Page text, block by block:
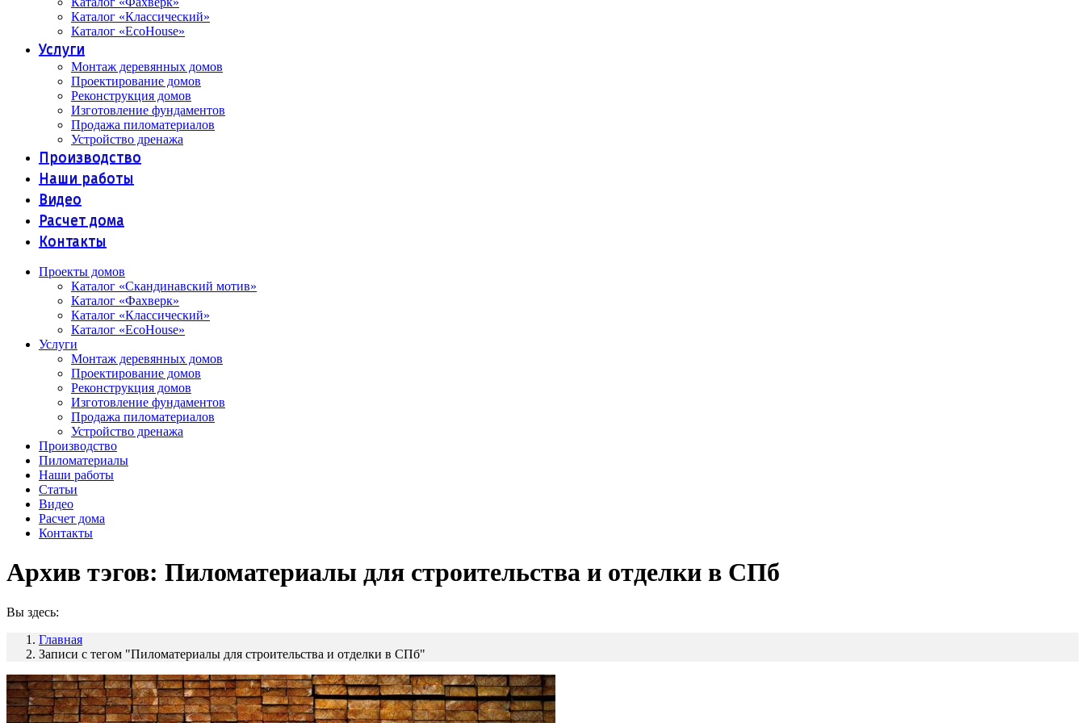
Каталог «Классический»
Каталог «EcoHouse»
Услуги
Монтаж деревянных домов
Проектирование домов
Реконструкция домов
Изготовление фундаментов
Продажа пиломатериалов
Устройство дренажа
Производство
Наши работы
Видео
Расчет дома
Контакты
Проекты домов
Каталог «Скандинавский мотив»
Каталог «Фахверк»
Каталог «Классический»
Каталог «EcoHouse»
Услуги
Монтаж деревянных домов
Проектирование домов
Реконструкция домов
Изготовление фундаментов
Продажа пиломатериалов
Устройство дренажа
Производство
Пиломатериалы
Наши работы
Статьи
Видео
Расчет дома
Контакты
Архив тэгов: Пиломатериалы для строительства и отделки в СПб
Вы здесь:
Главная
Записи с тегом "Пиломатериалы для строительства и отделки в СПб"